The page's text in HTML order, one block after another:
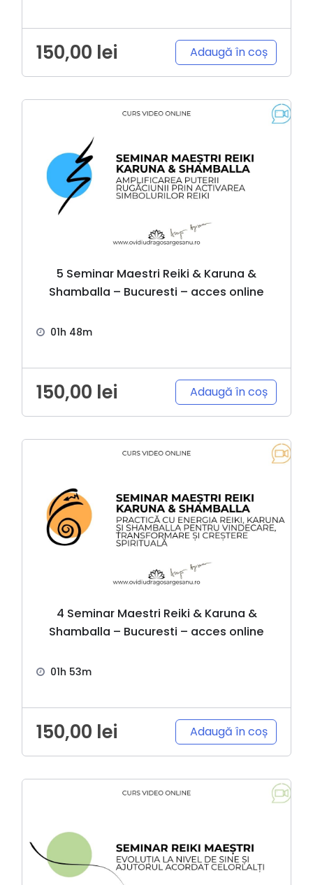
150,00 lei Adaugă în coș
5 Seminar Maestri Reiki & Karuna &
Shamballa – Bucuresti – acces online
01h 48m
150,00 lei Adaugă în coș
4 Seminar Maestri Reiki & Karuna &
Shamballa – Bucuresti – acces online
01h 53m
150,00 lei Adaugă în coș